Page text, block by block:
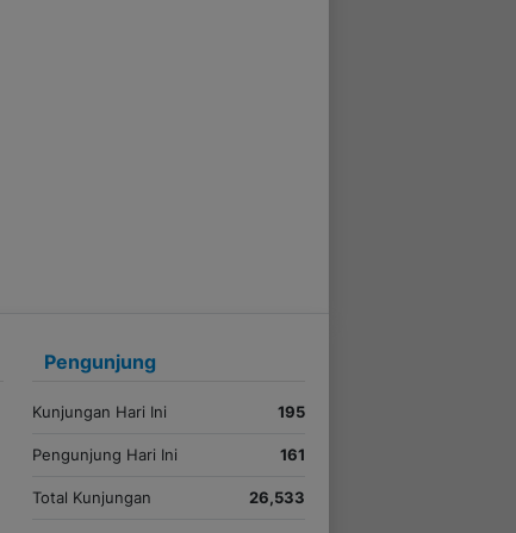
Pengunjung
Kunjungan Hari Ini 195
Pengunjung Hari Ini 161
Total Kunjungan 26,533